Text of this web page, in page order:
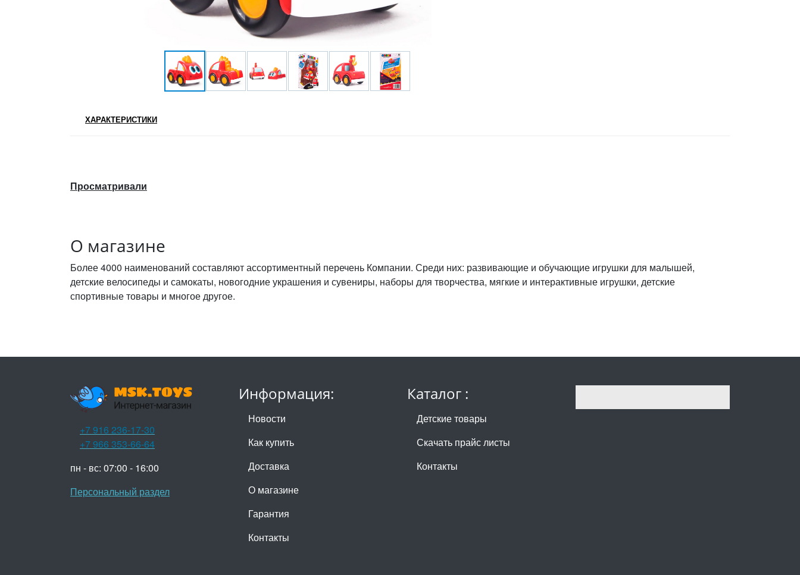
ХАРАКТЕРИСТИКИ
Просматривали
О магазине
Более 4000 наименований составляют ассортиментный перечень Компании. Среди них: развивающие и обучающие игрушки для малышей,
детские велосипеды и самокаты, новогодние украшения и сувениры, наборы для творчества, мягкие и интерактивные игрушки, детские
спортивные товары и многое другое.
Информация:
Новости
Как купить
Доставка
О магазине
Гарантия
Контакты
Каталог :
Детские товары
Скачать прайс листы
Контакты
+7 916 236-17-30
+7 966 353-66-64
пн - вс: 07:00 - 16:00
Персональный раздел